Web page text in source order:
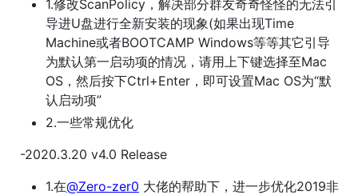
1.修改ScanPolicy，解决部分群友奇奇怪怪的无法引
导进U盘进行全新安装的现象(如果出现Time
Machine或者BOOTCAMP Windows等等其它引导
为默认第一启动项的情况，请用上下键选择至Mac
OS，然后按下Ctrl+Enter，即可设置Mac OS为“默
认启动项”
2.一些常规优化
-2020.3.20 v4.0 Release
1.在@Zero-zer0 大佬的帮助下，进一步优化2019非